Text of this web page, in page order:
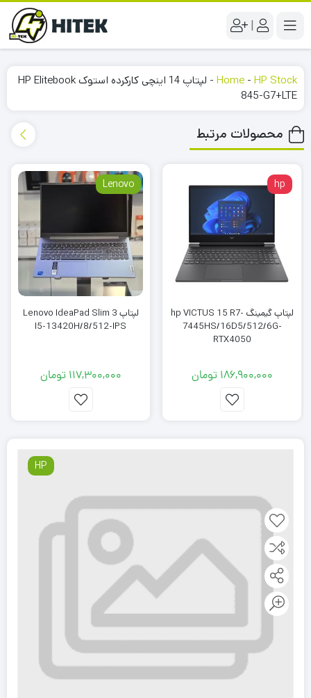
|
Home - HP Stock
-
لپتاپ 14 اینچی کارکرده استوک HP Elitebook
845-G7+LTE
محصولات مرتبط
hp
لپتاپ گیمینگ hp VICTUS 15 R7-
7445HS/16D5/512/6G-
RTX4050
186,900,000 تومان
Lenovo
لپتاپ Lenovo IdeaPad Slim 3
I5-13420H/8/512-IPS
117,300,000 تومان
HP